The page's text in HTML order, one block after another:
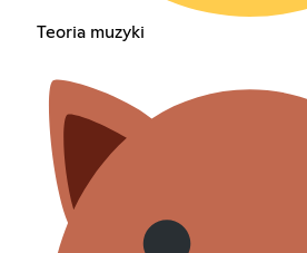
Teoria muzyki